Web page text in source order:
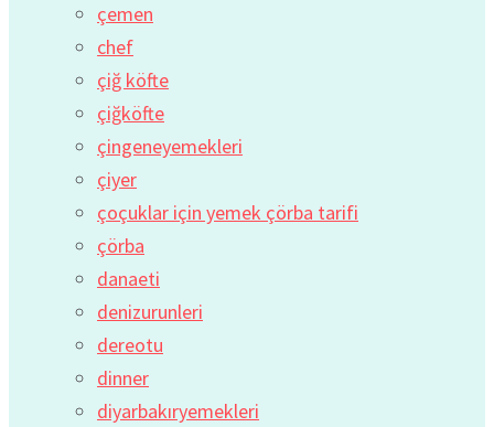
çemen
chef
çiğ köfte
çiğköfte
çingeneyemekleri
çiyer
çoçuklar için yemek çörba tarifi
çörba
danaeti
denizurunleri
dereotu
dinner
diyarbakıryemekleri